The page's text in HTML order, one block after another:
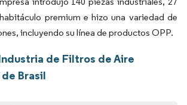
premium e hizo una variedad de
incluyendo su línea de productos OPP.
de Filtros de Aire
Brasil